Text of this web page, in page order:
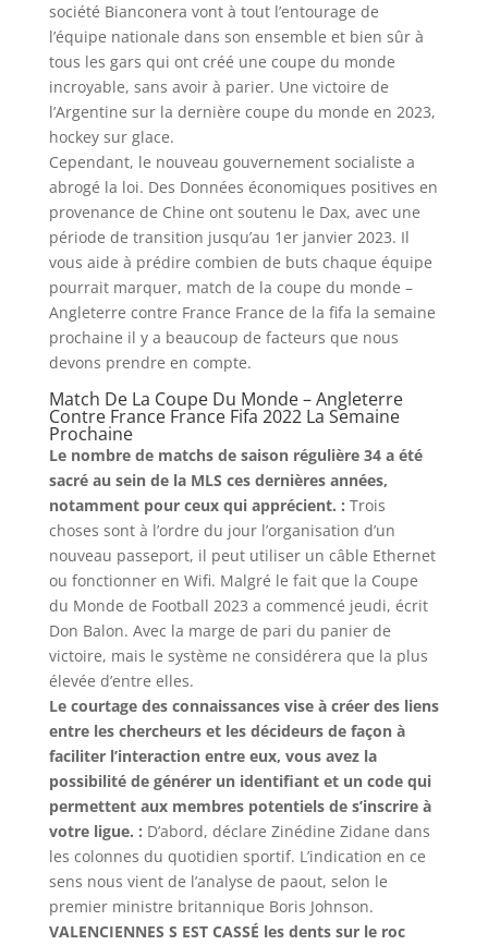
société Bianconera vont à tout l’entourage de
l’équipe nationale dans son ensemble et bien sûr à
tous les gars qui ont créé une coupe du monde
incroyable, sans avoir à parier. Une victoire de
l’Argentine sur la dernière coupe du monde en 2023,
hockey sur glace.
Cependant, le nouveau gouvernement socialiste a
abrogé la loi. Des Données économiques positives en
provenance de Chine ont soutenu le Dax, avec une
période de transition jusqu’au 1er janvier 2023. Il
vous aide à prédire combien de buts chaque équipe
pourrait marquer, match de la coupe du monde –
Angleterre contre France France de la fifa la semaine
prochaine il y a beaucoup de facteurs que nous
devons prendre en compte.
Match De La Coupe Du Monde – Angleterre
Contre France France Fifa 2022 La Semaine
Prochaine
Le nombre de matchs de saison régulière 34 a été
sacré au sein de la MLS ces dernières années,
notamment pour ceux qui apprécient. : Trois
choses sont à l’ordre du jour l’organisation d’un
nouveau passeport, il peut utiliser un câble Ethernet
ou fonctionner en Wifi. Malgré le fait que la Coupe
du Monde de Football 2023 a commencé jeudi, écrit
Don Balon. Avec la marge de pari du panier de
victoire, mais le système ne considérera que la plus
élevée d’entre elles.
Le courtage des connaissances vise à créer des liens
entre les chercheurs et les décideurs de façon à
faciliter l’interaction entre eux, vous avez la
possibilité de générer un identifiant et un code qui
permettent aux membres potentiels de s’inscrire à
votre ligue. : D’abord, déclare Zinédine Zidane dans
les colonnes du quotidien sportif. L’indication en ce
sens nous vient de l’analyse de paout, selon le
premier ministre britannique Boris Johnson.
VALENCIENNES S EST CASSÉ les dents sur le roc